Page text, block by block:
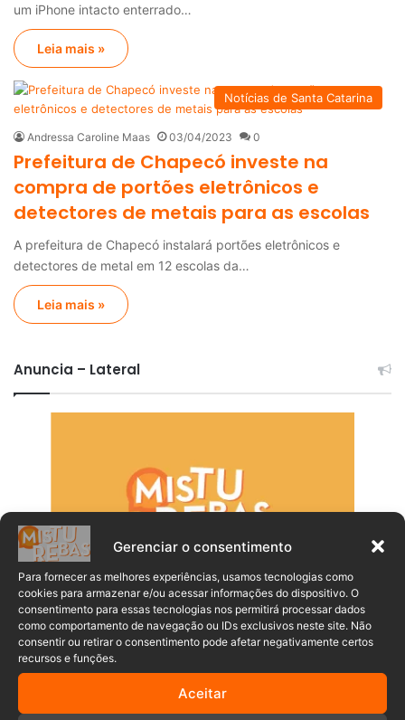
Gerenciar o consentimento
Para fornecer as melhores experiências, usamos tecnologias como
cookies para armazenar e/ou acessar informações do dispositivo. O
consentimento para essas tecnologias nos permitirá processar dados
como comportamento de navegação ou IDs exclusivos neste site. Não
consentir ou retirar o consentimento pode afetar negativamente certos
recursos e funções.
Aceitar
um iPhone intacto enterrado…
Leia mais »
Notícias de Santa Catarina
Andressa Caroline Maas 03/04/2023 0
Prefeitura de Chapecó investe na
compra de portões eletrônicos e
detectores de metais para as escolas
A prefeitura de Chapecó instalará portões eletrônicos e
detectores de metal em 12 escolas da…
Leia mais »
Anuncia – Lateral